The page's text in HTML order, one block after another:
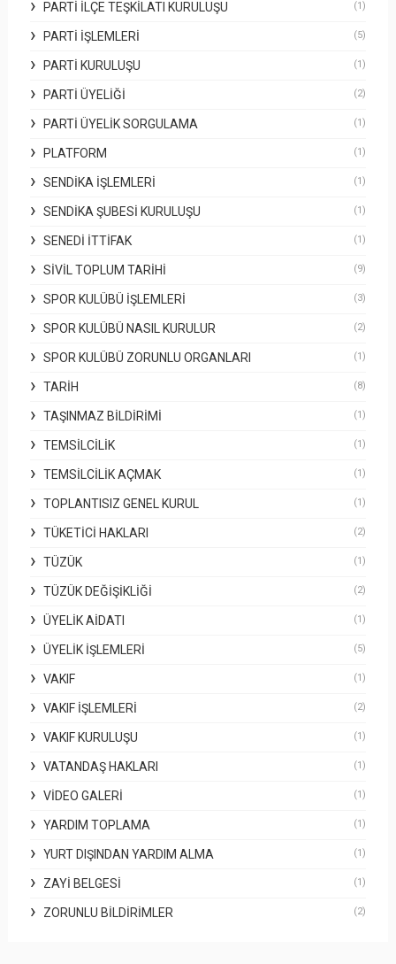
PARTI İLÇE TEŞKILATI KURULUŞU (1)
PARTI İŞLEMLERI (5)
PARTI KURULUŞU (1)
PARTI ÜYELIĞI (2)
PARTI ÜYELIK SORGULAMA (1)
PLATFORM (1)
SENDIKA İŞLEMLERI (1)
SENDIKA ŞUBESI KURULUŞU (1)
SENEDI İTTIFAK (1)
SIVIL TOPLUM TARIHI (9)
SPOR KULÜBÜ İŞLEMLERI (3)
SPOR KULÜBÜ NASIL KURULUR (2)
SPOR KULÜBÜ ZORUNLU ORGANLARI (1)
TARIH (8)
TAŞINMAZ BILDIRIMI (1)
TEMSILCILIK (1)
TEMSILCILIK AÇMAK (1)
TOPLANTISIZ GENEL KURUL (1)
TÜKETICI HAKLARI (2)
TÜZÜK (1)
TÜZÜK DEĞIŞIKLIĞI (2)
ÜYELIK AIDATI (1)
ÜYELIK İŞLEMLERI (5)
VAKIF (1)
VAKIF İŞLEMLERI (2)
VAKIF KURULUŞU (1)
VATANDAŞ HAKLARI (1)
VIDEO GALERI (1)
YARDIM TOPLAMA (1)
YURT DIŞINDAN YARDIM ALMA (1)
ZAYI BELGESI (1)
ZORUNLU BILDIRIMLER (2)